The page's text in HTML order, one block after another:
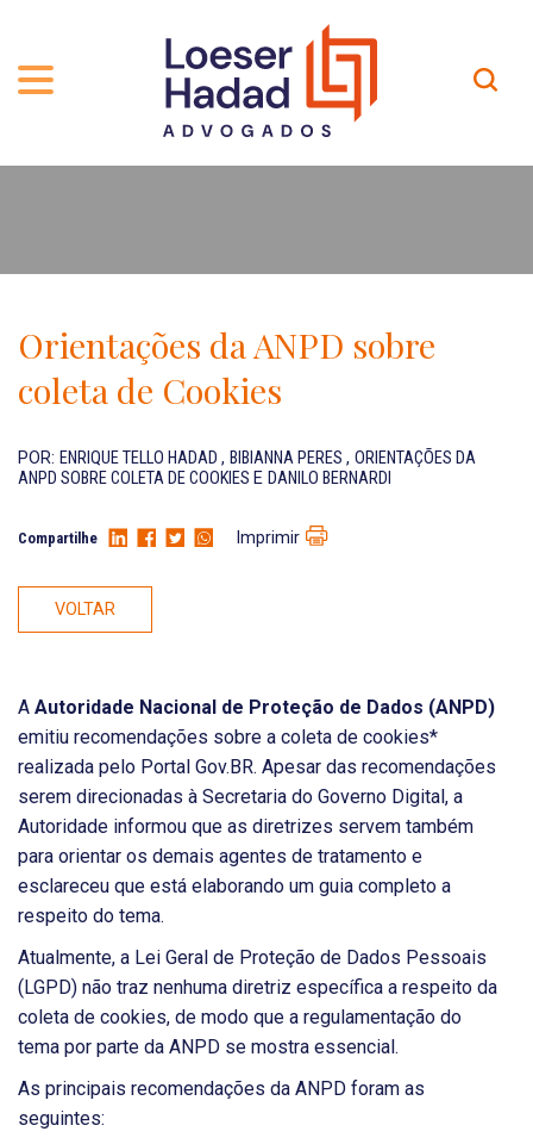
INCLUSÃO E DIVERSIDADE
PRÊMIOS
NOSSA EQUIPE
PROFISSIONAIS
CARREIRA
Contato
Localização
EN-US
Orientações da ANPD sobre
coleta de Cookies
POR: ENRIQUE TELLO HADAD , BIBIANNA PERES , ORIENTAÇÕES DA
ANPD SOBRE COLETA DE COOKIES E DANILO BERNARDI
Compartilhe Imprimir
VOLTAR
A Autoridade Nacional de Proteção de Dados (ANPD)
emitiu recomendações sobre a coleta de cookies*
realizada pelo Portal Gov.BR. Apesar das recomendações
serem direcionadas à Secretaria do Governo Digital, a
Autoridade informou que as diretrizes servem também
para orientar os demais agentes de tratamento e
esclareceu que está elaborando um guia completo a
respeito do tema.
Atualmente, a Lei Geral de Proteção de Dados Pessoais
(LGPD) não traz nenhuma diretriz específica a respeito da
coleta de cookies, de modo que a regulamentação do
tema por parte da ANPD se mostra essencial.
As principais recomendações da ANPD foram as
seguintes: